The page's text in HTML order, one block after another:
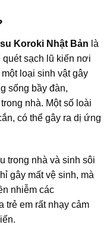
Koroki Nhật Bản là
quét sạch lũ kiến nơi
loại sinh vật gây
sống bầy đàn,
nhà. Một số loài
có thể gây ra dị ứng
trong nhà và sinh sôi
gây mất vệ sinh, mà
nhiễm các
trẻ em rất nhạy cảm